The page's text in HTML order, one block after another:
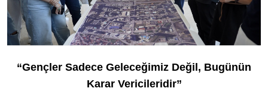
“Gençler Sadece Geleceğimiz Değil, Bugünün
Karar Vericileridir”